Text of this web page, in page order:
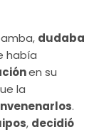
dudaba
había
en su
la
.
, decidió